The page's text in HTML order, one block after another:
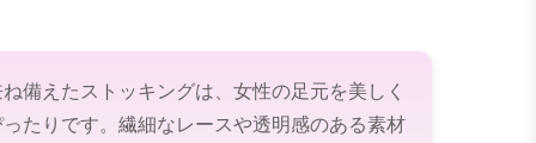
備えたストッキングは、女性の足元を美しく
たりです。繊細なレースや透明感のある素材